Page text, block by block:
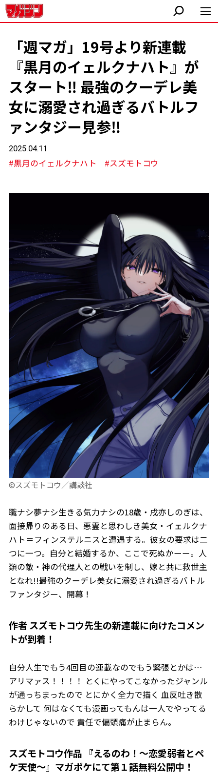
「週マガ」19号より新連載
『黒月のイェルクナハト』が
スタート‼︎ 最強のクーデレ美
女に溺愛され過ぎるバトルフ
ァンタジー見参‼︎
2025.04.11
#黒月のイェルクナハト #スズモトコウ
©スズモトコウ／講談社
職ナシ夢ナシ生きる気力ナシの18歳・戌亦しのぎは、
面接帰りのある日、悪霊と思わしき美女・イェルクナ
ハト＝フィンステルニスと遭遇する。彼女の要求は二
つに一つ。自分と結婚するか、ここで死ぬかーー。人
類の敵・神の代理人との戦いを制し、嫁と共に救世主
となれ!!最強のクーデレ美女に溺愛され過ぎるバトル
ファンタジー、開幕！
作者 スズモトコウ先生の新連載に向けたコメン
トが到着！
自分人生でもう4回目の連載なのでもう緊張とかは…
アリマァス！！！！ とくにやってこなかったジャンル
が通っちまったので とにかく全力で描く 血反吐き散
らかして 何はなくても漫画ってもんは一人でやってる
わけじゃないので 責任で偏頭痛が止まらん。
スズモトコウ作品 『えるのわ！〜恋愛弱者とペ
ケ天使〜』マガポケにて第１話無料公開中！